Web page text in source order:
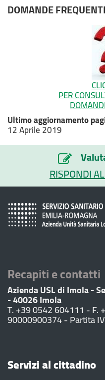
DOMANDE FREQUENTI
PER
Ultimo aggiornamento
12 Aprile 2019
RISPONDI
Recapiti e contatti
Azienda USL di Imola -
- 40026 Imola
T. +39 0542 604111 - F.
90000900374 - Partita
Servizi al cittadino